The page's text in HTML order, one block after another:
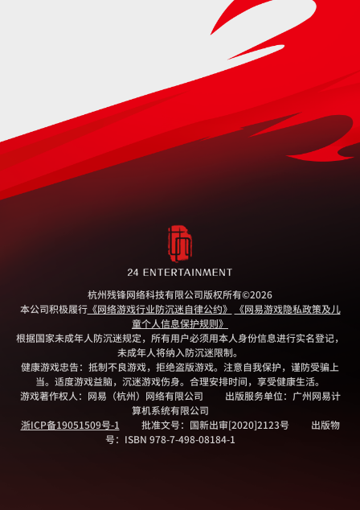
杭州残锋网络科技有限公司版权所有©2026
本公司积极履行《网络游戏行业防沉迷自律公约》
《网易游戏隐私政策及儿
童个人信息保护规则》
根据国家未成年人防沉迷规定，所有用户必须用本人身份信息进行实名登记，
未成年人将纳入防沉迷限制。
健康游戏忠告：抵制不良游戏，拒绝盗版游戏。注意自我保护，谨防受骗上
当。适度游戏益脑，沉迷游戏伤身。合理安排时间，享受健康生活。
游戏著作权人：网易（杭州）网络有限公司
出版服务单位：广州网易计
算机系统有限公司
浙ICP备19051509号-1
批准文号：国新出审[2020]2123号
出版物
号：ISBN 978-7-498-08184-1